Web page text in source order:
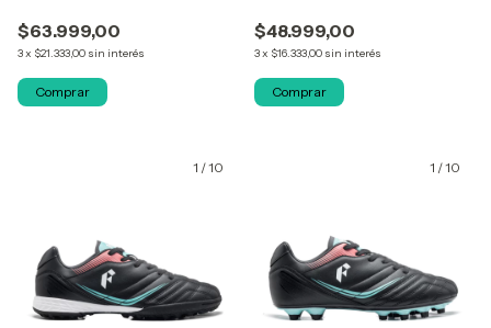
$63.999,00
3x $21.333,00 sin interés
Comprar
$48.999,00
3x $16.333,00 sin interés
Comprar
1 /10 1 /10